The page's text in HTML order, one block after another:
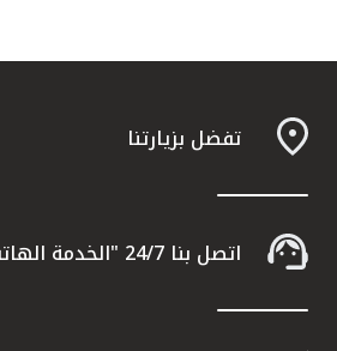
تفضل بزيارتنا
اتصل بنا 24/7 "الخدمة الهاتفية" 1803333